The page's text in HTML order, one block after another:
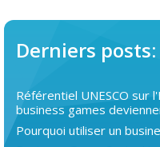
Derniers posts:
Référentiel UNESCO sur
business games
Pourquoi utiliser un